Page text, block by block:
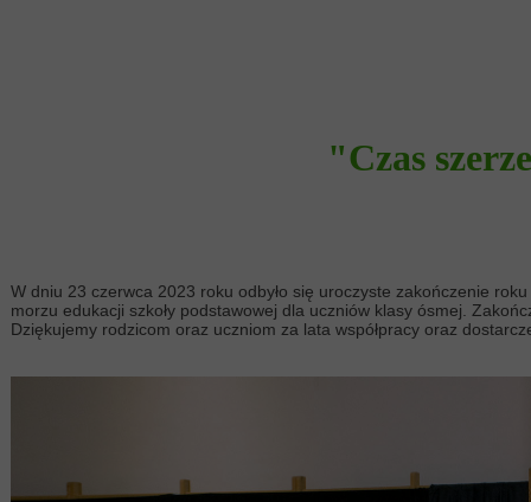
W dniu 23 czerwca 2023 roku odbyło się uroczyste zakończenie
morzu edukacji szkoły podstawowej dla uczniów klasy ósmej.
Dziękujemy rodzicom oraz uczniom za lata współpracy oraz
"Czas